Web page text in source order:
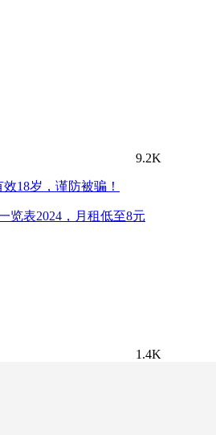
9.2K
18岁，谨防被骗！
览表2024，月租低至8元
1.4K